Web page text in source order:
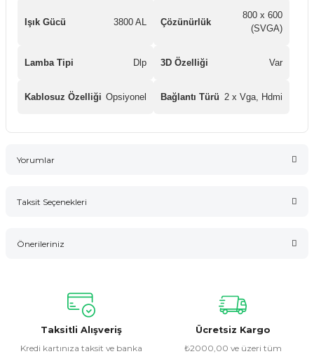
Işık Gücü 3800 AL Çözünürlük
800 x 600
(SVGA)
Lamba Tipi Dlp 3D Özelliği Var
Kablosuz Özelliği Opsiyonel Bağlantı Türü 2 x Vga, Hdmi
Yorumlar
Taksit Seçenekleri
Önerileriniz
konularda yetersiz gördüğünüz noktaları öneri formunu
kullanarak tarafımıza iletebilirsiniz.
Görüş ve önerileriniz için teşekkür ederiz.
Taksitli Alışveriş
Kredi kartınıza taksit ve banka
Ücretsiz Kargo
₺2000,00 ve üzeri tüm